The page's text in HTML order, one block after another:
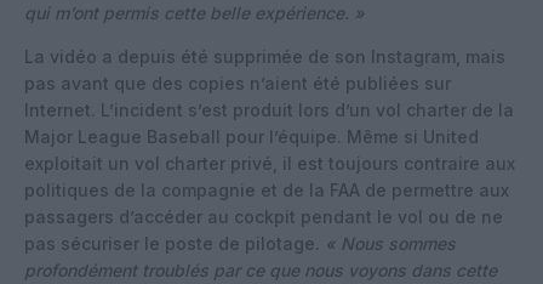
qui m’ont permis cette belle expérience. »
La vidéo a depuis été supprimée de son Instagram, mais
pas avant que des copies n’aient été publiées sur
Internet. L’incident s’est produit lors d’un vol charter de la
Major League Baseball pour l’équipe. Même si United
exploitait un vol charter privé, il est toujours contraire aux
politiques de la compagnie et de la FAA de permettre aux
passagers d’accéder au cockpit pendant le vol ou de ne
pas sécuriser le poste de pilotage. « Nous sommes
profondément troublés par ce que nous voyons dans cette